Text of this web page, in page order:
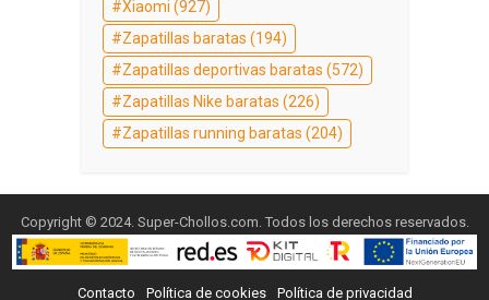
Xiaomi (927)
Zapatillas baratas (194)
Zapatillas deportivas baratas (572)
Zapatillas Nike baratas (226)
Zapatillas running baratas (204)
Copyright © 2024. Super-Chollos.com. Todos los derechos reservados.
Contacto Política de cookies Política de privacidad